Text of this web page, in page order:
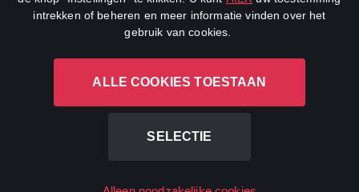
intrekken of beheren en meer informatie vinden over het
gebruik van cookies.
ALLE COOKIES TOESTAAN
SELECTIE
CANAL+ Luxembourg S. à r.l., Rue Albert Borschette 4, L-1246